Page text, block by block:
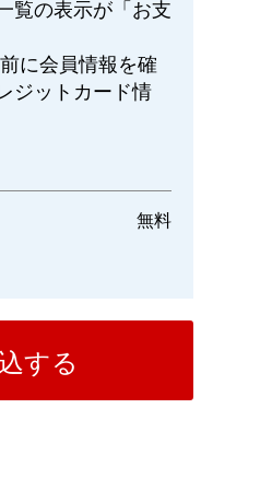
覧の表示が「お支
に会員情報を確
ジットカード情
無料
する